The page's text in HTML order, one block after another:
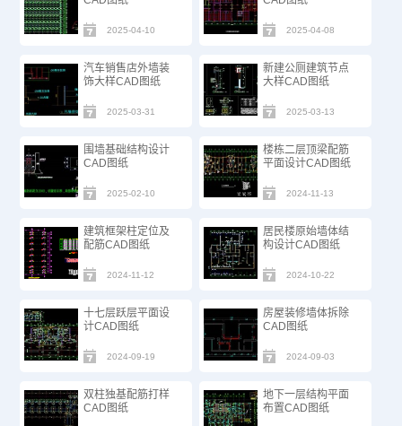
2025-04-10 2025-04-08
汽车销售店外墙装
饰大样CAD图纸
2025-03-31
新建公厕建筑节点
大样CAD图纸
2025-03-13
围墙基础结构设计
CAD图纸
2025-02-10
楼栋二层顶梁配筋
平面设计CAD图纸
2024-11-13
建筑框架柱定位及
配筋CAD图纸
2024-11-12
居民楼原始墙体结
构设计CAD图纸
2024-10-22
十七层跃层平面设
计CAD图纸
2024-09-19
房屋装修墙体拆除
CAD图纸
2024-09-03
双柱独基配筋打样
CAD图纸
地下一层结构平面
布置CAD图纸